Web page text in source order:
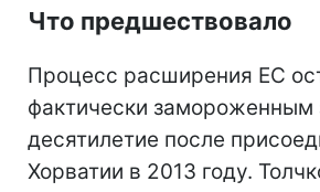
Что предшествовало
Процесс расширения ЕС
фактически замороженным
десятилетие после
Хорватии в 2013 году.